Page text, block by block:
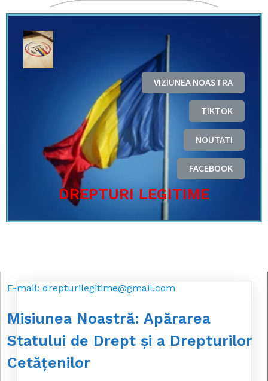
VIZIUNEA NOASTRA
TIKTOK
NOUTATI
FACEBOOK
DREPTURI LEGITIME
E-mail: drepturilegitime@gmail.com
Misiunea Noastră: Apărarea
Statului de Drept și a Drepturilor
Cetățenilor